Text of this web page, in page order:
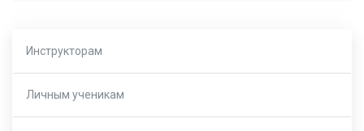
Инструкторам
Личным ученикам